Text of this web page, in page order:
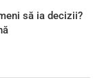
să ia decizii?